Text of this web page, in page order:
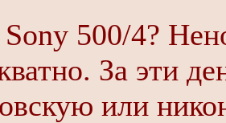
500/4?
За эти
или